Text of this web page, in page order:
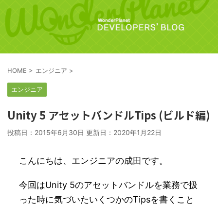
HOME > エンジニア >
エンジニア
Unity 5 アセットバンドルTips (ビルド編)
投稿日：2015年6月30日 更新日： 2020年1月22日
こんにちは、エンジニアの成田です。
今回はUnity 5のアセットバンドルを業務で扱
った時に気づいたいくつかのTipsを書くこと